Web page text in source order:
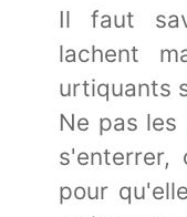
Il faut
lachent
urtiquants
Ne pas les
s'enterrer,
pour